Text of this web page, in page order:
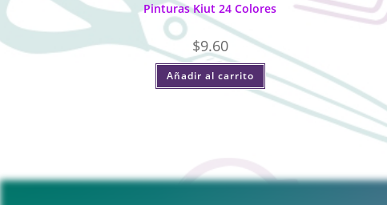
Pinturas Kiut 24 Colores
$9.60
Añadir al carrito